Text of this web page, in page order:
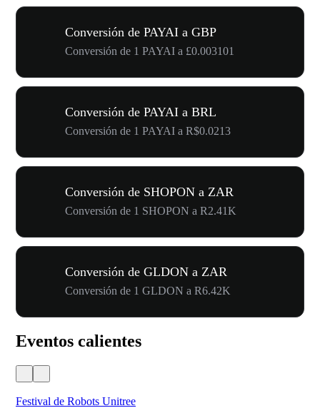
Conversión de PAYAI a GBP
Conversión de 1 PAYAI a £0.003101
Conversión de PAYAI a BRL
Conversión de 1 PAYAI a R$0.0213
Conversión de SHOPON a ZAR
Conversión de 1 SHOPON a R2.41K
Conversión de GLDON a ZAR
Conversión de 1 GLDON a R6.42K
Eventos calientes
Festival de Robots Unitree